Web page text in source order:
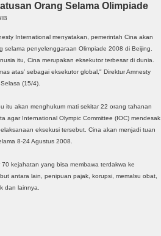
Orang Selama Olimpiade
International menyatakan, pemerintah Cina akan
selama penyelenggaraan Olimpiade 2008 di Beijing.
itu, Cina merupakan eksekutor terbesar di dunia.
atas’ sebagai eksekutor global," Direktur Amnesty
, Selasa (15/4).
itu akan menghukum mati sekitar 22 orang tahanan
agar International Olympic Committee (IOC) mendesak
eksekusi tersebut. Cina akan menjadi tuan
8-24 Agustus 2008.
kejahatan yang bisa membawa terdakwa ke
antara lain, penipuan pajak, korupsi, memalsu obat,
dan lainnya.